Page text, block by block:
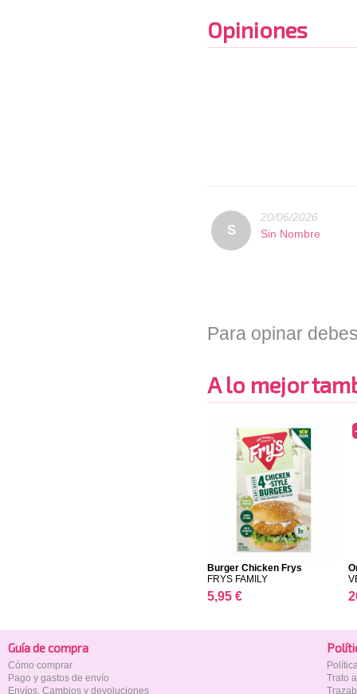
Opiniones
S
20/06/2026
Sin Nombre
Para opinar
A lo mejor
Burger Chicken Frys
FRYS FAMILY
5,95 €
Guía de compra
Cómo comprar
Pago y gastos de envío
Envíos, Cambios y devoluciones
Trato